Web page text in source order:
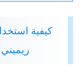
ريميني